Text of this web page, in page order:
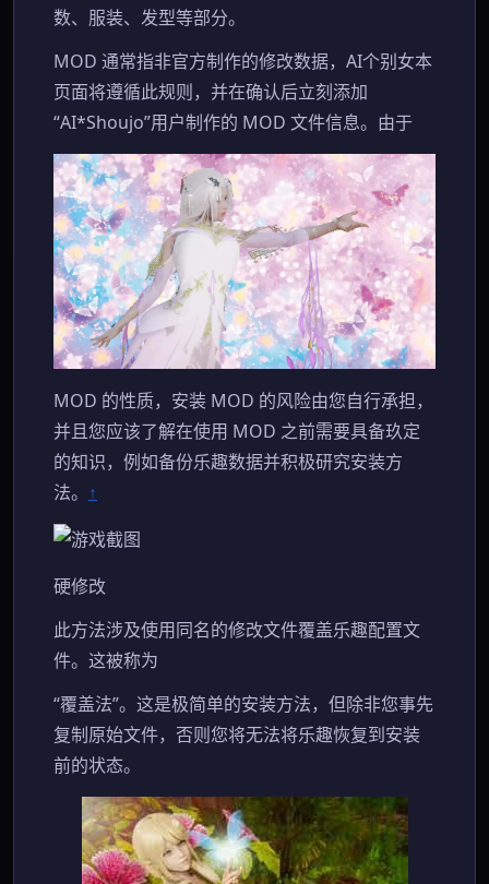
数、服装、发型等部分。
MOD 通常指非官方制作的修改数据，AI个别女本
页面将遵循此规则，并在确认后立刻添加
“AI*Shoujo”用户制作的 MOD 文件信息。由于
MOD 的性质，安装 MOD 的风险由您自行承担，
并且您应该了解在使用 MOD 之前需要具备玖定
的知识，例如备份乐趣数据并积极研究安装方
法。 ↑
硬修改
此方法涉及使用同名的修改文件覆盖乐趣配置文
件。这被称为
“覆盖法”。这是极简单的安装方法，但除非您事先
复制原始文件，否则您将无法将乐趣恢复到安装
前的状态。